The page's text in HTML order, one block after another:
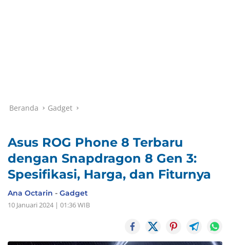
Beranda Gadget
Asus ROG Phone 8 Terbaru
dengan Snapdragon 8 Gen 3:
Spesifikasi, Harga, dan Fiturnya
Ana Octarin - Gadget
10 Januari 2024 | 01:36 WIB